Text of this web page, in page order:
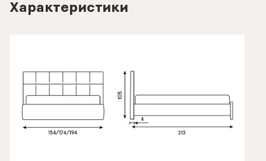
Характеристики